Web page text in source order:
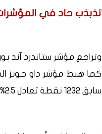
تذبذب حاد في
سابق 1232 نقطة تعادل 2.5%.